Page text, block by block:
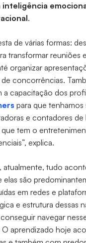
inteligência
.
de várias formas:
transformar reuniões
organizar
concorrências.
capacitação dos
para que tenhamos
e contadores de
tem o
explica.
atualmente, tudo
elas são
em redes e
e estrutura dessas
navegar
aprendizado hoje